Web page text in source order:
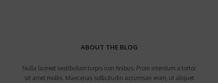
ABOUT THE BLOG
Nulla laoreet vestibulum turpis non finibus. Proin interdum a tortor
sit amet mollis. Maecenas sollicitudin accumsan enim, ut aliquet